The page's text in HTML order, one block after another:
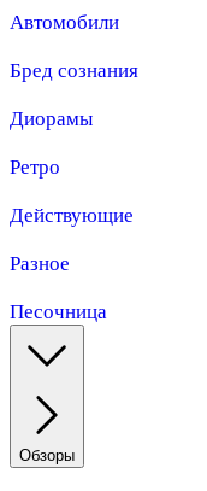
Автомобили
Бред сознания
Диорамы
Ретро
Действующие
Разное
Песочница
Обзоры